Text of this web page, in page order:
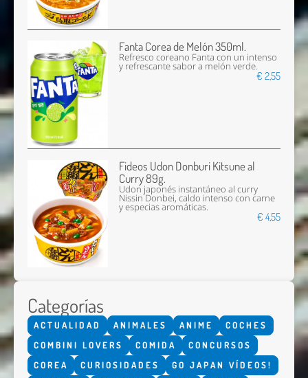
Fanta Corea de Melón 350ml.
Refresco coreano Fanta con un intenso
y refrescante sabor a melón verde.
€ 2,55
Fideos Udon Donburi Kitsune al
Curry 89g.
Udon japonés instantáneo al curry
Nissin Donbei, caldo intenso con carne
y especias aromáticas.
€ 4,55
Categorías
ACTUALIDAD ANIMALES ANIME
COCHES
COMBINI LOVERS
COMIDA
CONCURSOS
COREA
CURIOSIDADES
GO JAPAN VÍDEOS!